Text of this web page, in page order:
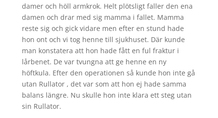
damer och höll armkrok. Helt plötsligt faller den ena
damen och drar med sig mamma i fallet. Mamma
reste sig och gick vidare men efter en stund hade
hon ont och vi tog henne till sjukhuset. Där kunde
man konstatera att hon hade fått en ful fraktur i
lårbenet. De var tvungna att ge henne en ny
höftkula. Efter den operationen så kunde hon inte gå
utan Rullator , det var som att hon ej hade samma
balans längre. Nu skulle hon inte klara ett steg utan
sin Rullator.